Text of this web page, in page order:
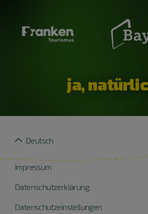
ja,
Impressum
Datenschutzerklärung
Datenschutzeinstellungen
Deutsch